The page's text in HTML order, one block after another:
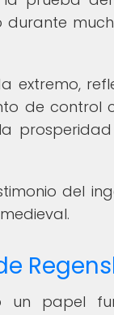
durante
extremo,
de control
del
un papel